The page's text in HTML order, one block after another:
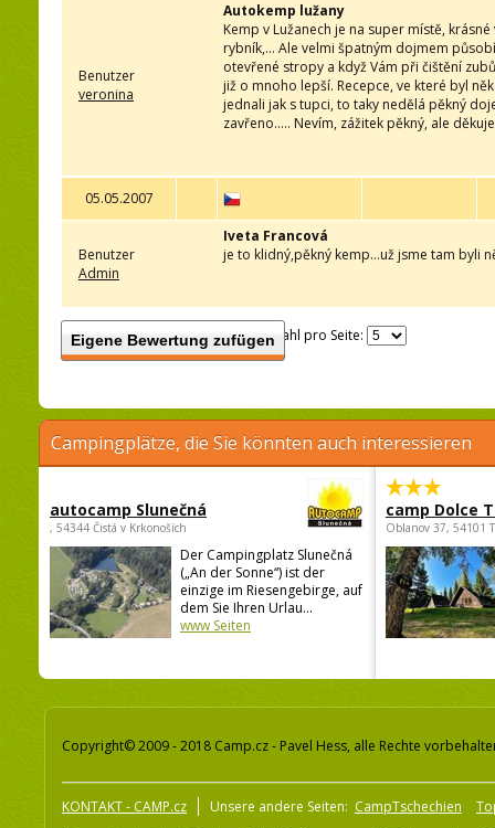
Benutzer
veronina
Autokemp lužany
Kemp v Lužanech je na super místě,
rybník,... Ale velmi špatným dojmem
otevřené stropy a když Vám při čištění
již o mnoho lepší. Recepce, ve které byl
jednali jak s tupci, to taky nedělá pěkný
zavřeno..... Nevím, zážitek pěkný, ale
05.05.2007
Benutzer
Admin
Iveta Francová
je to klidný,pěkný kemp...už jsme tam byli
Eigene Bewertung zufügenAnzahl pro Seite:
Campingplätze, die Sie könnten auch interessieren
autocamp Slunečná
, 54344 Čistá v Krkonoších
Der Campingplatz Slunečná
(„An der Sonne“) ist der
einzige im Riesengebirge, auf
dem Sie Ihren Urlau...
www Seiten
camp Dolce
Oblanov 37, 54101
Copyright© 2009 - 2018 Camp.cz - Pavel Hess, alle Rechte
KONTAKT - CAMP.cz Unsere andere Seiten: CampTschechien